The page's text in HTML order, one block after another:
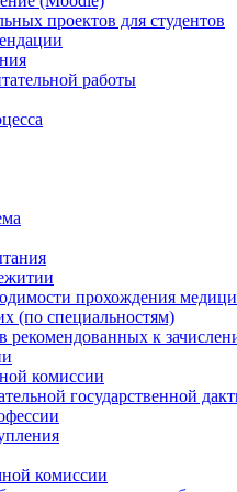
проектов для студентов
работы
прохождения
(по специальностям)
рекомендованных к
комиссии
государственной
комиссии